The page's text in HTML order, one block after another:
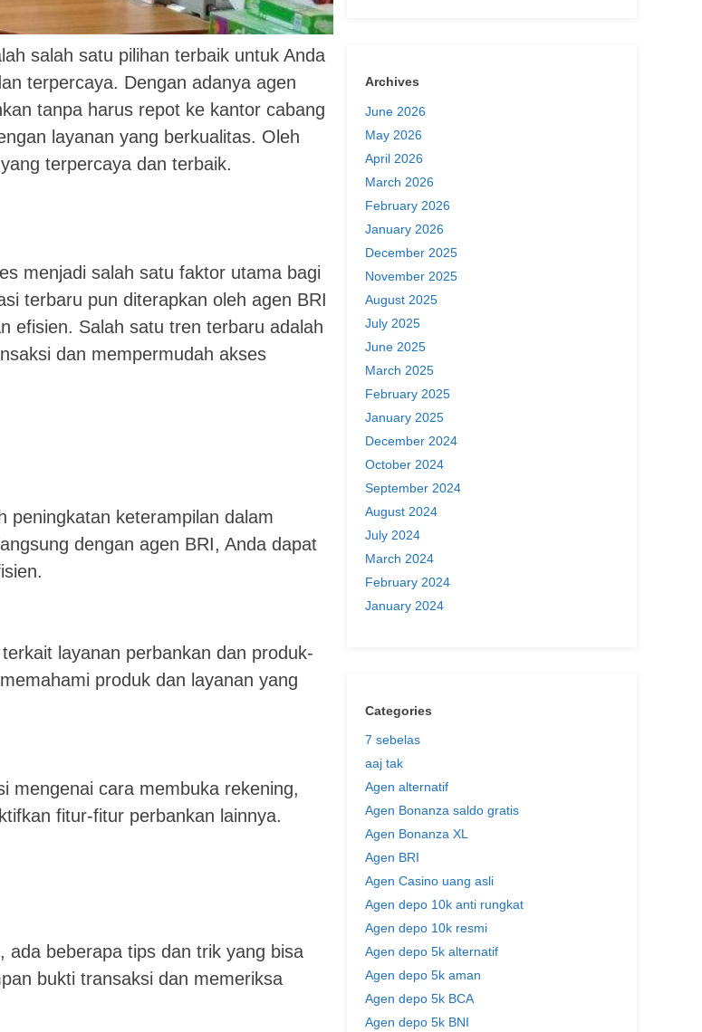
salah satu pilihan terbaik untuk Anda
terpercaya. Dengan adanya agen
tanpa harus repot ke kantor cabang
layanan yang berkualitas. Oleh
terpercaya dan terbaik.
menjadi salah satu faktor utama bagi
terbaru pun diterapkan oleh agen BRI
efisien. Salah satu tren terbaru adalah
dan mempermudah akses
peningkatan keterampilan dalam
dengan agen BRI, Anda dapat
layanan perbankan dan produk-
produk dan layanan yang
mengenai cara membuka rekening,
fitur-fitur perbankan lainnya.
ada beberapa tips dan trik yang bisa
bukti transaksi dan memeriksa
Archives
June 2026
May 2026
April 2026
March 2026
February 2026
January 2026
December 2025
November 2025
August 2025
July 2025
June 2025
March 2025
February 2025
January 2025
December 2024
October 2024
September 2024
August 2024
July 2024
March 2024
February 2024
January 2024
Categories
7 sebelas
aaj tak
Agen alternatif
Agen Bonanza saldo gratis
Agen Bonanza XL
Agen BRI
Agen Casino uang asli
Agen depo 10k anti rungkat
Agen depo 10k resmi
Agen depo 5k alternatif
Agen depo 5k aman
Agen depo 5k BCA
Agen depo 5k BNI